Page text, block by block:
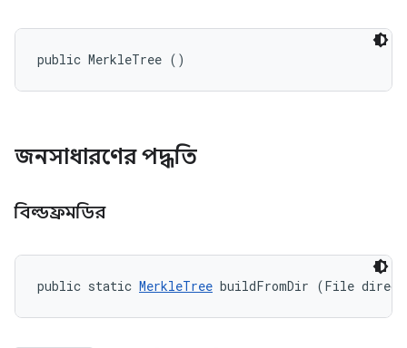
public MerkleTree ()
জনসাধারণের পদ্ধতি
বিল্ডফ্রমডির
public static MerkleTree buildFromDir (File